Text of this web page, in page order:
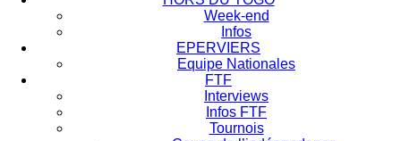
Week-end
Infos
EPERVIERS
Equipe Nationales
FTF
Interviews
Infos FTF
Tournois